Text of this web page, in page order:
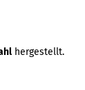
hergestellt.